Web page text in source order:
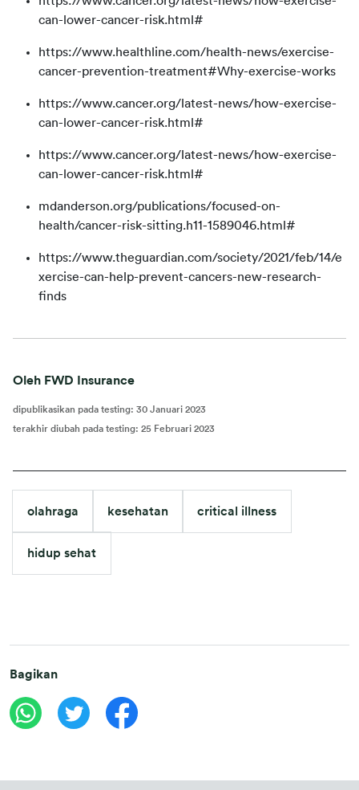
can-lower-cancer-risk.html#
https://www.healthline.com/health-news/exercise-
cancer-prevention-treatment#Why-exercise-works
https://www.cancer.org/latest-news/how-exercise-
can-lower-cancer-risk.html#
https://www.cancer.org/latest-news/how-exercise-
can-lower-cancer-risk.html#
mdanderson.org/publications/focused-on-
health/cancer-risk-sitting.h11-1589046.html#
https://www.theguardian.com/society/2021/feb/14/e
xercise-can-help-prevent-cancers-new-research-
finds
Oleh FWD Insurance
dipublikasikan pada testing: 30 Januari 2023
terakhir diubah pada testing: 25 Februari 2023
olahraga kesehatan critical illness
hidup sehat
Bagikan